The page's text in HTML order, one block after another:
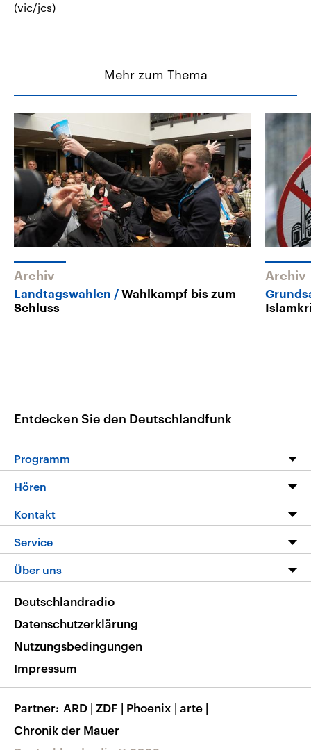
(vic/jcs)
Mehr zum Thema
Archiv
Landtagswahlen
Wahlkampf bis zum
Schluss
Archiv
Entdecken Sie den Deutschlandfunk
Programm
Programm
Die Nachrichten
Nachrichtenleicht
Neue Beiträge auf dlf.de
Hören
Livestream
Podcasts
Deutschlandfunk App
Nachrichten App
Frequenzen
Kontakt
Hörerservice
Service
FAQ
Veranstaltungen
Musikliste
RSS
Über uns
Barrierefreiheit
Deutschlandradio
Datenschutzerklärung
Nutzungsbedingungen
Impressum
Partner ARD | ZDF | Phoenix | arte |
Chronik der Mauer